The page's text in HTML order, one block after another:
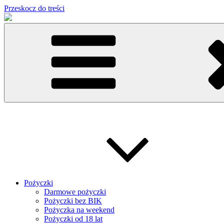
Przeskocz do treści
Pożyczki
Darmowe pożyczki
Pożyczki bez BIK
Pożyczka na weekend
Pożyczki od 18 lat